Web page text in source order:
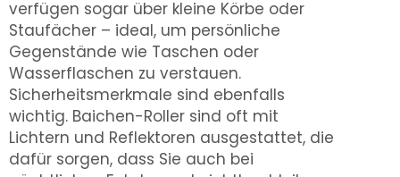
verfügen sogar über kleine Körbe oder
Staufächer – ideal, um persönliche
Gegenstände wie Taschen oder
Wasserflaschen zu verstauen.
Sicherheitsmerkmale sind ebenfalls
wichtig. Baichen-Roller sind oft mit
Lichtern und Reflektoren ausgestattet, die
dafür sorgen, dass Sie auch bei